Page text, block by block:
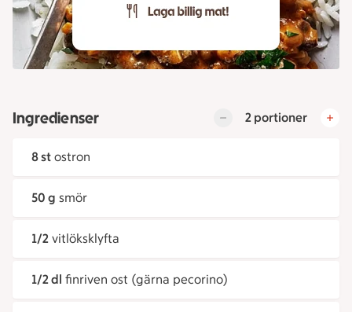
Ingredienser 2 portioner
8 st ostron
50 g smör
1/2 vitlöksklyfta
1/2 dl finriven ost (gärna pecorino)